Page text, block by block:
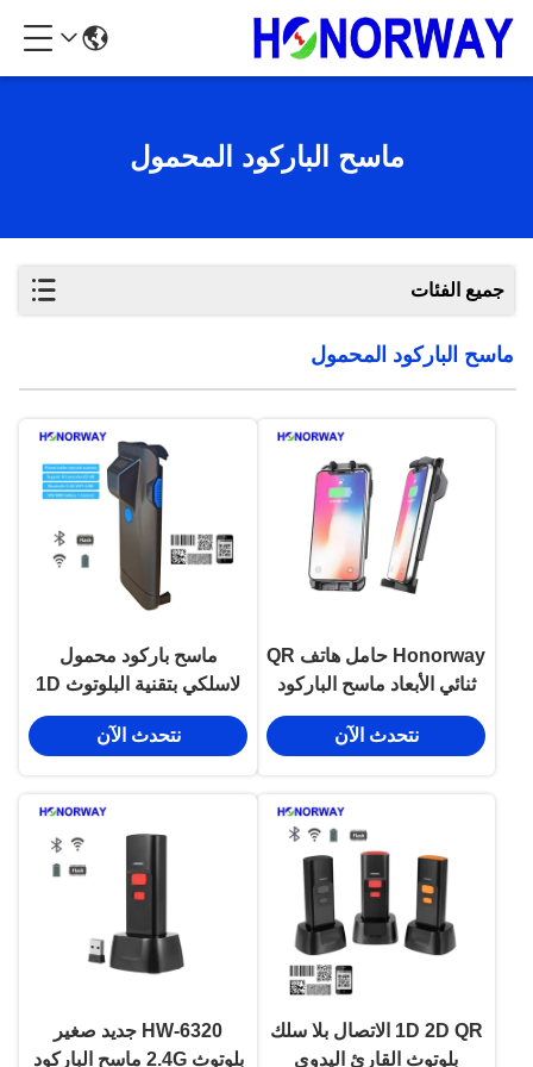
ماسح الباركود المحمول
جميع الفئات
ماسح الباركود المحمول
Honorway حامل هاتف QR
ثنائي الأبعاد ماسح الباركود
المحمول مع Bluetooth
نتحدث الآن
ماسح باركود محمول
لاسلكي بتقنية البلوتوث 1D
2D مع مسح مدعوم بالهاتف
نتحدث الآن
1D 2D QR الاتصال بلا سلك
بلوتوث القارئ اليدوي
HW-6320 جديد صغير
بلوتوث 2.4G ماسح الباركود